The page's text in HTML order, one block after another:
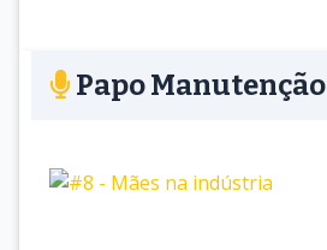
Papo Manutenção